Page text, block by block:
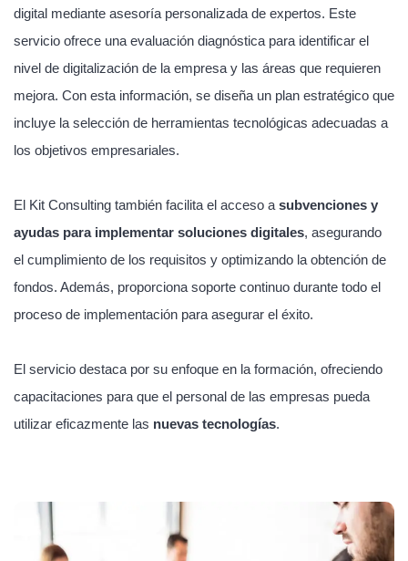
digital mediante asesoría personalizada de expertos. Este
servicio ofrece una evaluación diagnóstica para identificar el
nivel de digitalización de la empresa y las áreas que requieren
mejora. Con esta información, se diseña un plan estratégico que
incluye la selección de herramientas tecnológicas adecuadas a
los objetivos empresariales.
El Kit Consulting también facilita el acceso a subvenciones y
ayudas para implementar soluciones digitales, asegurando
el cumplimiento de los requisitos y optimizando la obtención de
fondos. Además, proporciona soporte continuo durante todo el
proceso de implementación para asegurar el éxito.
El servicio destaca por su enfoque en la formación, ofreciendo
capacitaciones para que el personal de las empresas pueda
utilizar eficazmente las nuevas tecnologías.